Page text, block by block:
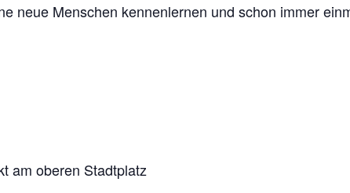
neue Menschen kennenlernen und schon immer
am oberen Stadtplatz